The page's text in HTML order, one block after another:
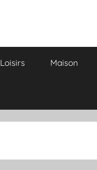
Loisirs Maison